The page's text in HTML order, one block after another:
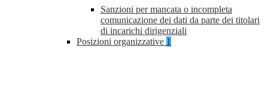
Sanzioni per mancata o incompleta
comunicazione dei dati da parte dei titolari
di incarichi dirigenziali
Posizioni organizzative 1